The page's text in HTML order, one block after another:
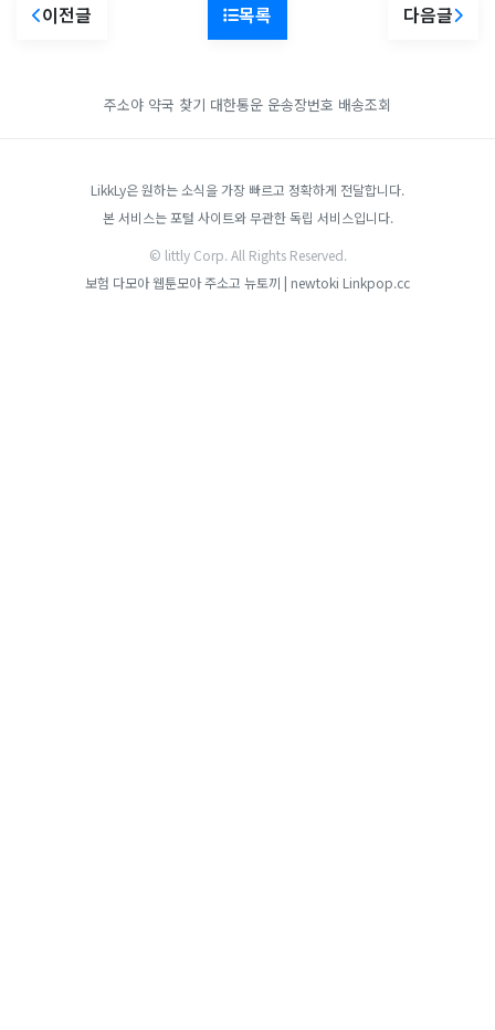
이전글 목록 다음글
주소야 약국 찾기 대한통운 운송장번호 배송조회
LikkLy은 원하는 소식을 가장 빠르고 정확하게 전달합니다.
본 서비스는 포털 사이트와 무관한 독립 서비스입니다.
© littly Corp. All Rights Reserved.
보험 다모아웹툰모아주소고 뉴토끼 | newtoki Linkpop.cc